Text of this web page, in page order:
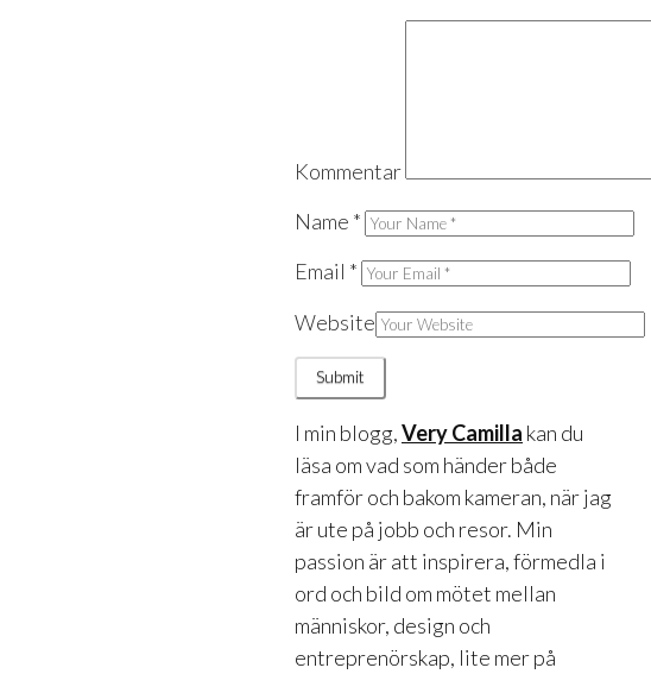
Kommentar
Name *
Email *
Website
I min blogg,Very Camilla kan du
läsa om vad som händer både
framför och bakom kameran, när jag
är ute på jobb och resor. Min
passion är att inspirera, förmedla i
ord och bild om mötet mellan
människor, design och
entreprenörskap, lite mer på